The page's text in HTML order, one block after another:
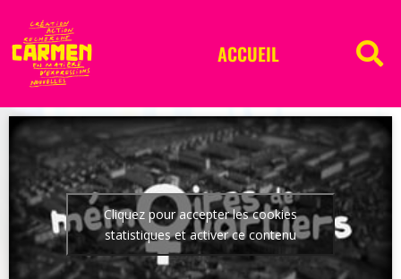
ACCUEIL
Cliquez pour accepter les cookies
statistiques et activer ce contenu